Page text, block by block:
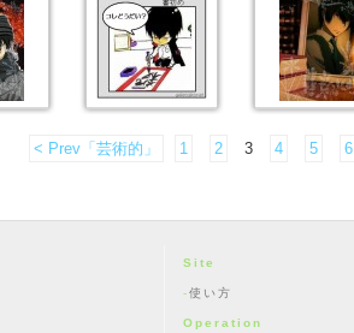
< Prev「芸術的」 1 2 3 4 5 6
Site
使い方
Operation